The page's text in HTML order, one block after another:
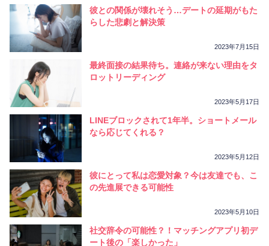
彼との関係が壊れそう…デートの延期がもた
らした悲劇と解決策
2023年7月15日
最終面接の結果待ち。連絡が来ない理由をタ
ロットリーディング
2023年5月17日
LINEブロックされて1年半。ショートメール
なら応じてくれる？
2023年5月12日
彼にとって私は恋愛対象？今は友達でも、こ
の先進展できる可能性
2023年5月10日
社交辞令の可能性？！マッチングアプリ初デ
ート後の「楽しかった」